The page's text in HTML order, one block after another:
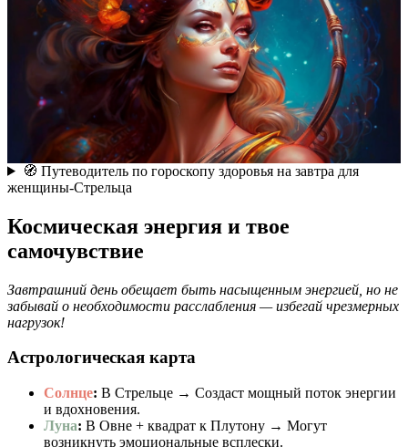
🧭 Путеводитель по гороскопу здоровья на завтра для
женщины-Стрельца
Космическая энергия и твое
самочувствие
Завтрашний день обещает быть насыщенным энергией, но не
забывай о необходимости расслабления — избегай чрезмерных
нагрузок!
Астрологическая карта
Солнце: В Стрельце → Создаст мощный поток энергии
и вдохновения.
Луна: В Овне + квадрат к Плутону → Могут
возникнуть эмоциональные всплески.